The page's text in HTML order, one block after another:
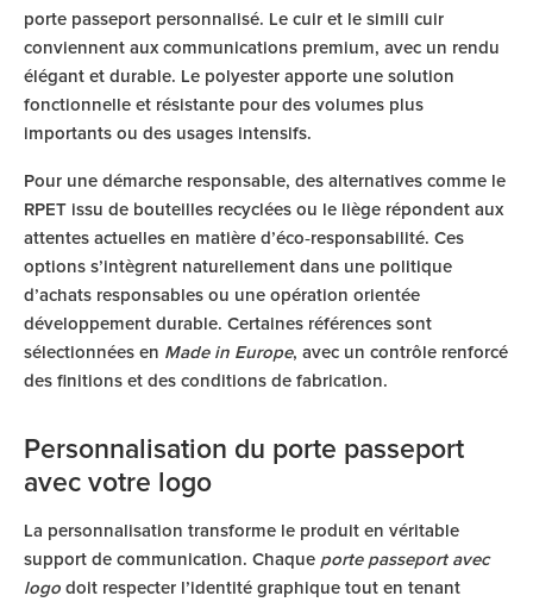
porte passeport personnalisé. Le cuir et le simili cuir
conviennent aux communications premium, avec un rendu
élégant et durable. Le polyester apporte une solution
fonctionnelle et résistante pour des volumes plus
importants ou des usages intensifs.
Pour une démarche responsable, des alternatives comme le
RPET issu de bouteilles recyclées ou le liège répondent aux
attentes actuelles en matière d’éco‑responsabilité. Ces
options s’intègrent naturellement dans une politique
d’achats responsables ou une opération orientée
développement durable. Certaines références sont
sélectionnées en Made in Europe, avec un contrôle renforcé
des finitions et des conditions de fabrication.
Personnalisation du porte passeport
avec votre logo
La personnalisation transforme le produit en véritable
support de communication. Chaque porte passeport avec
logo doit respecter l’identité graphique tout en tenant